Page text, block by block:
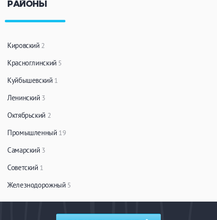
РАЙОНЫ
Кировский 2
Красноглинский 5
Куйбышевский 1
Ленинский 3
Октябрьский 2
Промышленный 19
Самарский 3
Советский 1
Железнодорожный 5